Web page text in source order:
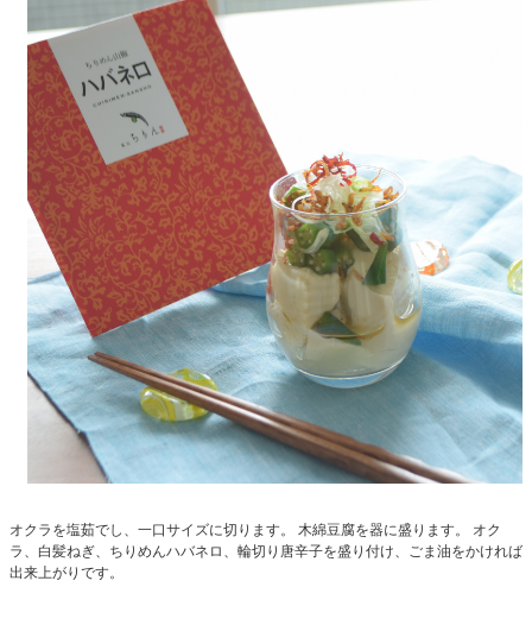
オクラを塩茹でし、一口サイズに切ります。 木綿豆腐を器に盛ります。 オク
ラ、白髪ねぎ、ちりめんハバネロ、輪切り唐辛子を盛り付け、ごま油をかければ
出来上がりです。